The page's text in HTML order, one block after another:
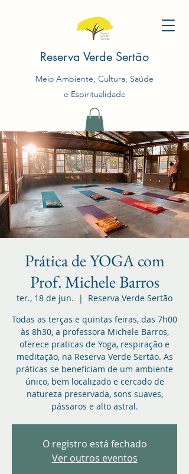
Reserva Verde Sertão
Meio Ambiente, Cultura, Saúde
e Espiritualidade
Prática de YOGA com
Prof. Michele Barros
ter., 18 de jun.
  |
Reserva Verde Sertão
Todas as terças e quintas feiras, das 7h00
às 8h30, a professora Michele Barros,
oferece praticas de Yoga, respiração e
meditação, na Reserva Verde Sertão. As
práticas se beneficiam de um ambiente
único, bem localizado e cercado de
natureza preservada, sons suaves,
pássaros e alto astral.
O registro está fechado
Ver outros eventos